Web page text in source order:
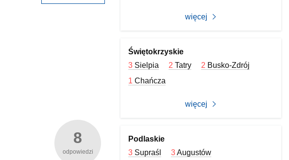
8
odpowiedzi
więcej
Świętokrzyskie
3 Sielpia 2Tatry 2 Busko-Zdrój
1Chańcza
więcej
Podlaskie
3 Supraśl 3Augustów